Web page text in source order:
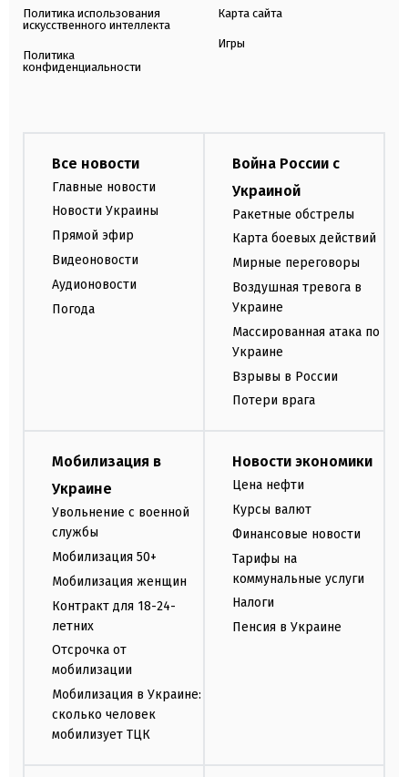
Политика использования
искусственного интеллекта
Политика
конфиденциальности
Карта сайта
Игры
Все новости
Главные новости
Новости Украины
Прямой эфир
Видеоновости
Аудионовости
Погода
Война России с
Украиной
Ракетные обстрелы
Карта боевых действий
Мирные переговоры
Воздушная тревога в
Украине
Массированная атака по
Украине
Взрывы в России
Потери врага
Мобилизация в
Украине
Увольнение с военной
службы
Мобилизация 50+
Мобилизация женщин
Контракт для 18-24-
летних
Отсрочка от
мобилизации
Мобилизация в Украине:
сколько человек
мобилизует ТЦК
Новости экономики
Цена нефти
Курсы валют
Финансовые новости
Тарифы на
коммунальные услуги
Налоги
Пенсия в Украине